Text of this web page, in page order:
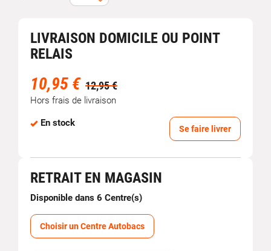
LIVRAISON DOMICILE OU POINT
RELAIS
10,95 € 12,95 €
Hors frais de livraison
En stock
Se faire livrer
RETRAIT EN MAGASIN
Disponible dans 6 Centre(s)
Choisir un Centre Autobacs